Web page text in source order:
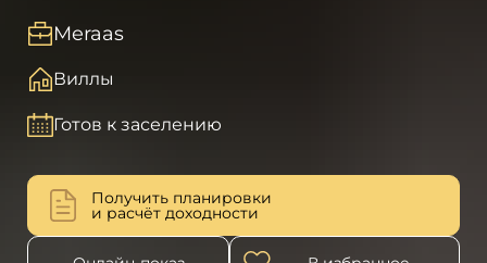
Meraas
Виллы
Готов к заселению
Получить планировки
и расчёт доходности